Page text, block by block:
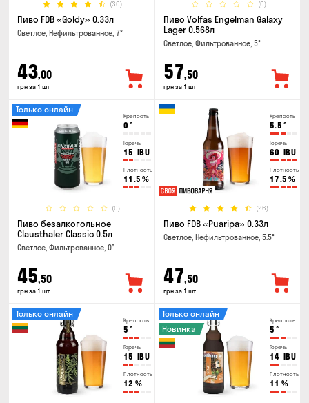
(30)
Пиво FDB «Goldy» 0.33л
Светлое, Нефильтрованное, 7°
43,00
грн за 1 шт
(0)
Пиво Volfas Engelman Galaxy
Lager 0.568л
Светлое, Фильтрованное, 5°
57,50
грн за 1 шт
Крепость
0 °
Горечь
15 IBU
Плотность
11.5 %
(0)
Только онлайн
Пиво безалкогольное
Clausthaler Classic 0.5л
Светлое, Фильтрованное, 0°
45,50
грн за 1 шт
Крепость
5.5 °
Горечь
60 IBU
Плотность
17.5 %
(26)
Пиво FDB «Puaripa» 0.33л
Светлое, Нефильтрованное, 5.5°
47,50
грн за 1 шт
Крепость
5 °
Горечь
15 IBU
Плотность
12 %
Только онлайн
Крепость
5 °
Горечь
14 IBU
Плотность
11 %
Только онлайн
Новинка